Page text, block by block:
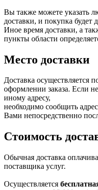
Вы также можете указать
доставки, и покупка будет
Иное время доставки, а
пункты области
Место доставки
Доставка осуществляется
оформлении заказа. Если
иному адресу,
необходимо сообщить
Вами непосредственно
Стоимость
Обычная доставка
поставщика услуг.
Осуществляется